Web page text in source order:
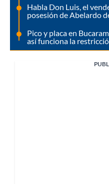
Habla Don Luis, el
posesión de Abelardo
Pico y placa en
así funciona la